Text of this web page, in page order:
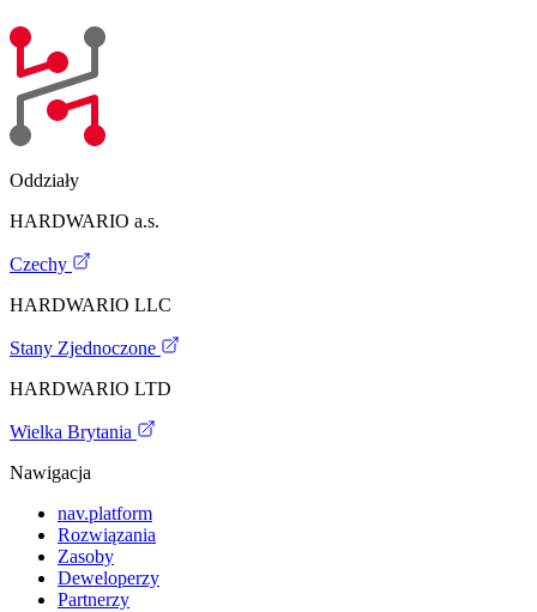
Oddziały
HARDWARIO a.s.
Czechy
HARDWARIO LLC
Stany Zjednoczone
HARDWARIO LTD
Wielka Brytania
Nawigacja
nav.platform
Rozwiązania
Zasoby
Deweloperzy
Partnerzy